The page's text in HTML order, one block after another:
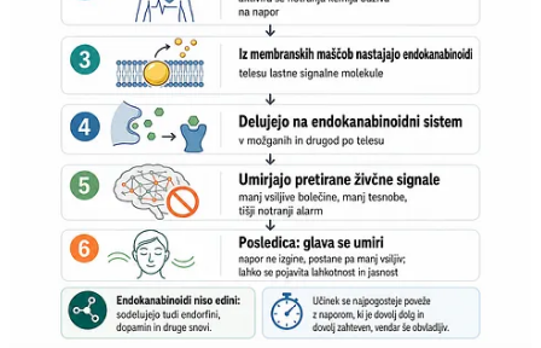
V tem se začne razkrivati globlja zgodba. Notranji kanabinoidi niso
le zanimiva biokemična podrobnost, ampak morda del stare
evolucijske prilagoditve. Telo, ki med dolgotrajnim gibanjem zna za
nekaj časa otopiti bolečino in zatreti glas, ki sili k ustavitvi, ima
prednost pred telesom, ki ob prvem resnem nelagodju popusti. V
svetu naših prednikov vztrajanje ni bilo športna vrlina, ampak pogoj
preživetja.
Morda je prav tu najzanimivejša sodobna vzporednica. Mehanizem,
ki je telesu nekoč pomagal prenašati dolgotrajen fizični napor, je
verjetno eden od načinov, prek katerih telesna dejavnost danes
pripomore tudi k lajšanju nekaterih oblik psihološkega stresa.
Sodobni človek se redko izčrpa med zasledovanjem plena ali
večurnim premikanjem skozi negotovo pokrajino, zato pa ga
izčrpavajo skrbi, roki, nenehna dosegljivost, sedeče delo in notranji
nemir, ki nima jasnega začetka ne konca.